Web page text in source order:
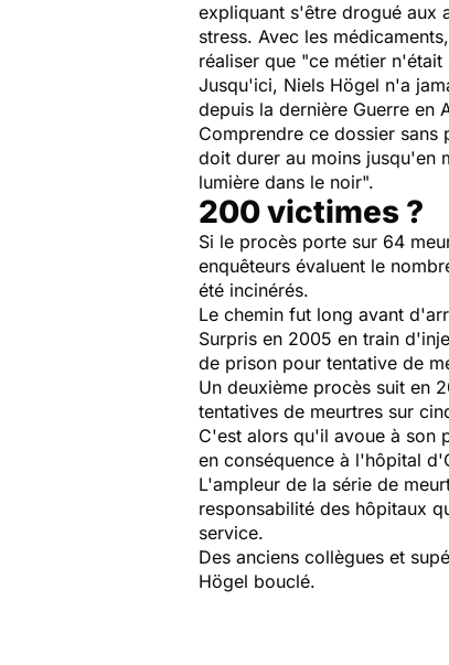
expliquant s'être drogué aux
stress. Avec les
réaliser que "ce métier
Jusqu'ici, Niels Högel n'a
depuis la dernière Guerre en
Comprendre ce dossier sans
doit durer au moins jusqu'en
lumière dans le noir".
200 victimes ?
Si le procès porte sur 64
enquêteurs évaluent le
été incinérés.
Le chemin fut long avant
Surpris en 2005 en train
de prison pour tentative de
Un deuxième procès suit en
tentatives de meurtres sur
C'est alors qu'il avoue à son
en conséquence à l'hôpital
L'ampleur de la série de
responsabilité des hôpitaux
service.
Des anciens collègues et
Högel bouclé.